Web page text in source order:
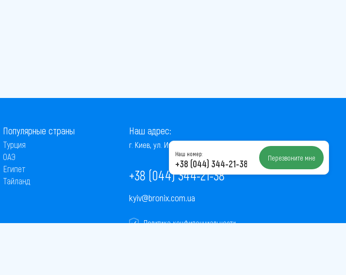
Популярные страны
Турция
ОАЭ
Египет
Тайланд
Наш адрес:
г. Киев, ул. Институтская, 22/7, оф. 41
+38 (044) 344-21-38
kyiv@bronix.com.ua
Политика конфиденциальности
Наш номер:
+38 (044) 344-21-38 Перезвоните мне